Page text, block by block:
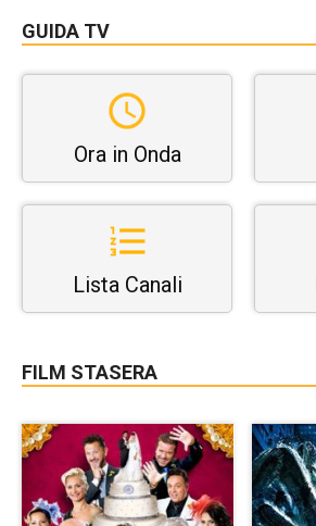
GUIDA TV
Ora in Onda
Lista Canali
FILM STASERA